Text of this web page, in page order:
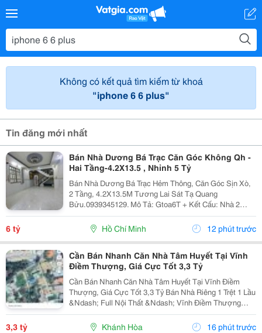
Không có kết quả tìm kiếm từ khoá
"iphone 6 6 plus"
Tin đăng mới nhất
Bán Nhà Dương Bá Trạc Căn Góc Không Qh -
Hai Tầng-4.2X13.5 , Nhỉnh 5 Tỷ
Bán Nhà Dương Bá Trạc Hẻm Thông, Căn Góc Sịn Xò,
2 Tầng, 4.2X13.5M Tương Lai Sát Tạ Quang
Bửu.0939345129. Mô Tả: Gtoa6T + Kết Cấu: Nhà 2
Tầng Btct Kiên Cố, 2 Phòng. + Vị Trí: Ngay Dương Bá
Trạc Thông Tạ Quang Bửu, Âu Dương Lân, Nguyễn Thị
Tần, Dạ...
6 tỷ Hồ Chí Minh 12 phút trước
Cần Bán Nhanh Căn Nhà Tâm Huyết Tại Vĩnh
Điềm Thượng, Giá Cực Tốt 3,3 Tỷ
Cần Bán Nhanh Căn Nhà Tâm Huyết Tại Vĩnh Điềm
Thượng, Giá Cực Tốt 3,3 Tỷ Bán Nhà Riêng 1 Trệt 1 Lầu
&Ndash; Full Nội Thất &Ndash; Vĩnh Điềm Thượng
&Ndash; Gần 23/10 Vị Trí: Thôn Vĩnh Điềm Thượng,
Cách Đường 23/10 Chỉ 50M Hẻm Thông Thoáng, Kết...
3,3 tỷ Khánh Hòa 16 phút trước